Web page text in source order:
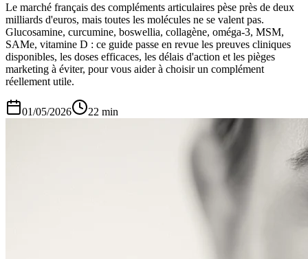
Le marché français des compléments articulaires pèse près de deux
milliards d'euros, mais toutes les molécules ne se valent pas.
Glucosamine, curcumine, boswellia, collagène, oméga-3, MSM,
SAMe, vitamine D : ce guide passe en revue les preuves cliniques
disponibles, les doses efficaces, les délais d'action et les pièges
marketing à éviter, pour vous aider à choisir un complément
réellement utile.
01/05/2026 22 min